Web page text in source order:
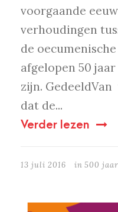
voorgaande
verhoudingen
de
afgelopen 50
zijn.
dat de...
Verder lezen
13 juli 2016 in 500